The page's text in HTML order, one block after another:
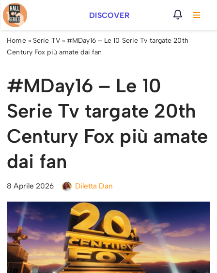
Vai
al
contenuto
DISCOVER
Home» Serie TV»#MDay16 – Le 10 Serie Tv targate 20th
Century Fox più amate dai fan
#MDay16 – Le 10
Serie Tv targate 20th
Century Fox più amate
dai fan
8 Aprile 2026 Diletta Dan